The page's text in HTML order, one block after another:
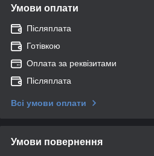
Умови оплати
Післяплата
Готівкою
Оплата за реквізитами
Післяплата
Всі умови оплати
Умови повернення